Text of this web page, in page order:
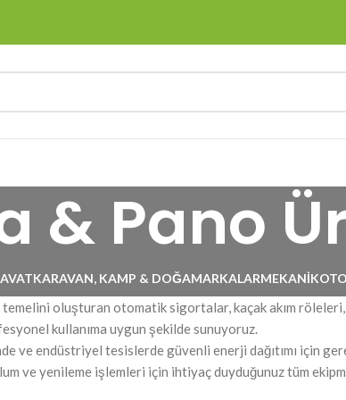
& Pano
KARAVAN, KAMP & DOĞAMARKALARMEKANIK
oluşturan otomatik sigortalar, kaçak akım
kullanıma uygun şekilde sunuyoruz.
ve endüstriyel tesislerde güvenli enerji dağıtımı için
ve yenileme işlemleri için ihtiyaç duyduğunuz tüm